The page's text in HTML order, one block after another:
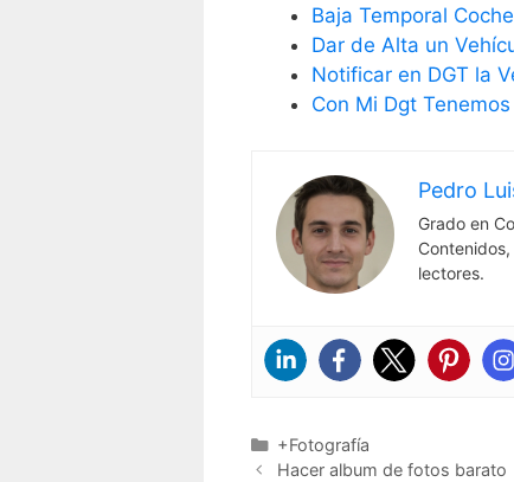
Baja Temporal
Dar de Alta un
Notificar en DGT la
Con Mi Dgt
Pedro
Grado en
lectores.
Categorías
+Fotografía
Hacer album de fotos barato